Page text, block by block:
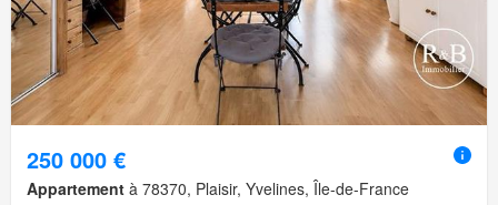
250 000 €
Appartement à 78370, Plaisir, Yvelines, Île-de-France